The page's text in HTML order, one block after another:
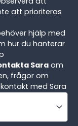
att prioriteras
hjälp med
hur du hanterar
Sara om
frågor om
med Sara